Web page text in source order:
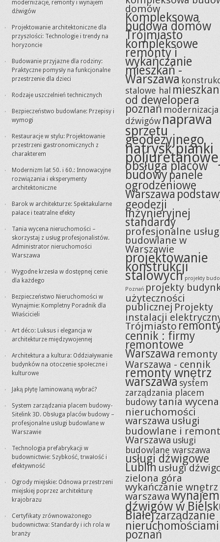
modernizacje, remonty i wynajem
dźwigów
Projektowanie architektoniczne dla
przyszłości: Technologie i trendy na
horyzoncie
Budowanie przyjazne dla rodziny:
Praktyczne pomysły na funkcjonalne
przestrzenie dla dzieci
Rodzaje uszczelnień technicznych
Bezpieczeństwo budowlane: Przepisy i
wymogi
Restauracje w stylu: Projektowanie
przestrzeni gastronomicznych z
charakterem
Modernizm lat 50. i 60.: Innowacyjne
rozwiązania i eksperymenty
architektoniczne
Barok w architekturze: Spektakularne
pałace i teatralne efekty
Tania wycena nieruchomości –
skorzystaj z usług profesjonalistów.
Administrator nieruchomości
Warszawa
Wygodne krzesła w dostępnej cenie
dla każdego
Bezpieczeństwo Nieruchomości w
Wynajmie: Kompletny Poradnik dla
Właścicieli
Art déco: Luksus i elegancja w
architekturze międzywojennej
Architektura a kultura: Oddziaływanie
budynków na otoczenie społeczne i
kulturowe
Jaką płytę laminowaną wybrać?
System zarządzania placem budowy-
Sitelink 3D. Obsługa placów budowy –
profesjonalne usługi budowlane w
Warszawie
Technologia prefabrykacji w
budownictwie: Szybkość, trwałość i
efektywność
Ogrody miejskie: Odnowa przestrzeni
miejskiej poprzez architekturę
krajobrazu
Certyfikaty zrównoważonego
budownictwa: Standardy i ich rola w
branży
domów
Kompleksowa
budowa domów
Trójmiasto
kompleksowe
remonty i
wykańczanie
mieszkań -
Warszawa
stalowe hal
od dewelopera
poznań modernizacja
dźwigów naprawa
sprzętu
geodezyjnego
natrysk pianki
obsługa placów
budowypanele
ogrodzeniowe
Warszawa
geodezji
inżynieryjnej
standardy
profesjonalne
budowlane w
Warszawie
projektowanie
konstrukcji
stalowych projekty
Poznań projekty
użyteczności
publicznej Projekty
instalacji
Trójmiasto
cennik : firmy
remontowe
Warszawa remonty
Warszawa - cennik
remonty wnętrz
warszawasystem
zarządzania placem
budowytania wycena
nieruchomości
warszawa usługi
budowlane i
Warszawa usługi
budowlane warszawa
usługi dźwigowe
Lublin usługi
zielona góra
wykańczanie wnętrz
warszawawynajem
dźwigów w
Białejzarządzanie
nieruchomościami
poznań